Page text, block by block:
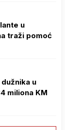
u
traži pomoć
u
miliona KM